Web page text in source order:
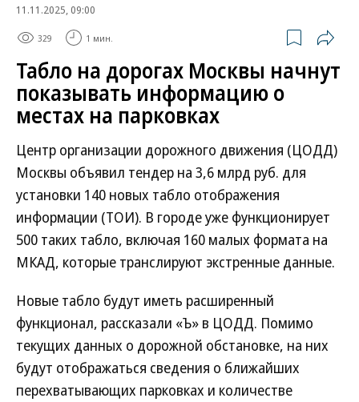
11.11.2025, 09:00
329 1 мин.
Табло на дорогах Москвы начнут
показывать информацию о
местах на парковках
Центр организации дорожного движения (ЦОДД)
Москвы объявил тендер на 3,6 млрд руб. для
установки 140 новых табло отображения
информации (ТОИ). В городе уже функционирует
500 таких табло, включая 160 малых формата на
МКАД, которые транслируют экстренные данные.
Новые табло будут иметь расширенный
функционал, рассказали «Ъ» в ЦОДД. Помимо
текущих данных о дорожной обстановке, на них
будут отображаться сведения о ближайших
перехватывающих парковках и количестве